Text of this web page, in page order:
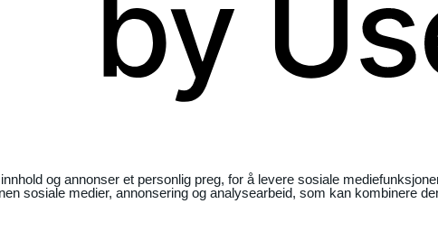
og annonser et personlig preg, for å levere sosiale
sosiale medier, annonsering og analysearbeid, som kan kombinere